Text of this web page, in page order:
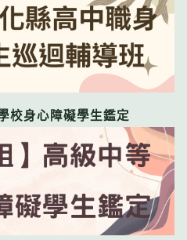
校身心障礙學生鑑定